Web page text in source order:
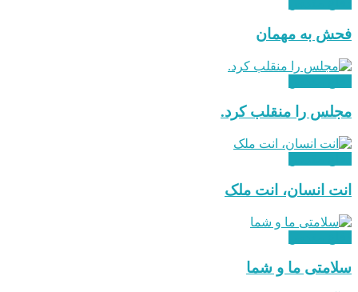
فحش به مهمان
مجلس را منقلب کرد.
انت انسان،‌ انت ملک
سلامتی ما و شما